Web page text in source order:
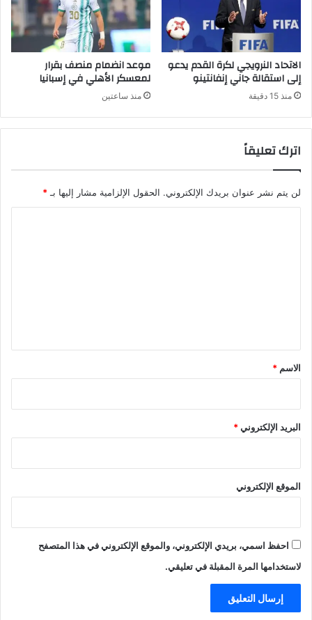
الاتحاد النرويجي لكرة القدم يدعو
إلى استقالة جاني إنفانتينو
منذ 15 دقيقة
موعد انضمام منصف بقرار
لمعسكر الأهلي في إسبانيا
منذ ساعتين
اترك تعليقاً
لن يتم نشر عنوان بريدك الإلكتروني. الحقول الإلزامية مشار إليها بـ *
*
الاسم *
البريد الإلكتروني*
الموقع الإلكتروني
احفظ اسمي، بريدي الإلكتروني، والموقع الإلكتروني في هذا المتصفح
لاستخدامها المرة المقبلة في تعليقي.